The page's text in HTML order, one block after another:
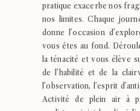
pratique exacerbe nos
nos limites. Chaque
donne l’occasion
vous êtes au fond.
la ténacité et vous élève
de l’habilité et de la
l’observation, l’esprit
Activité de plein air à